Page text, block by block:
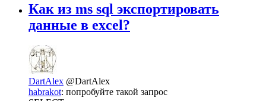
Как из ms sql экспортировать
данные в excel?
DartAlex @DartAlex
habrakot: попробуйте такой запрос